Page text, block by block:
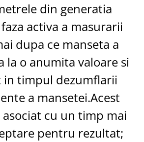
din generatia
activa a masurarii
dupa ce manseta a
la o anumita valoare si
in timpul dezumflarii
a mansetei.Acest
cu un timp mai
pentru rezultat;